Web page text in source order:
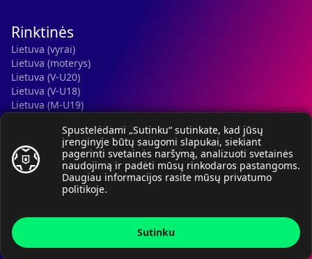
Spustelėdami „Sutinku“ sutinkate, kad jūsų
įrenginyje būtų saugomi slapukai, siekiant
pagerinti svetainės naršymą, analizuoti svetainės
naudojimą ir padėti mūsų rinkodaros pastangoms.
Daugiau informacijos rasite mūsų privatumo
politikoje.
Sutinku
Rinktinės
Lietuva (vyrai)
Lietuva (moterys)
Lietuva (V-U20)
Lietuva (V-U18)
Lietuva (M-U19)
Lietuva (M-U16)